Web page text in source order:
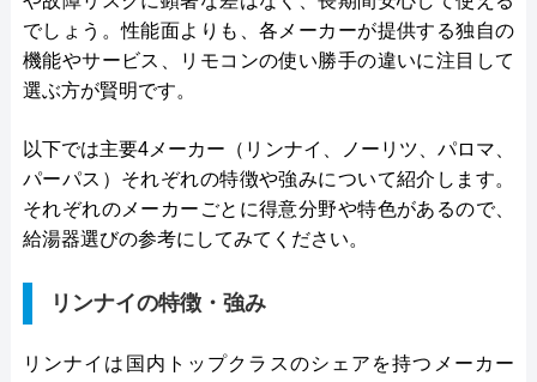
でしょう。性能面よりも、各メーカーが提供する独自の
機能やサービス、リモコンの使い勝手の違いに注目して
選ぶ方が賢明です。
以下では主要4メーカー（リンナイ、ノーリツ、パロマ、
パーパス）それぞれの特徴や強みについて紹介します。
それぞれのメーカーごとに得意分野や特色があるので、
給湯器選びの参考にしてみてください。
リンナイの特徴・強み
リンナイは国内トップクラスのシェアを持つメーカー